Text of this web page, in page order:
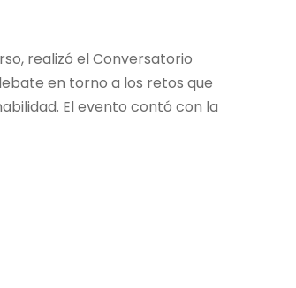
realizó el Conversatorio
en torno a los retos que
El evento contó con la